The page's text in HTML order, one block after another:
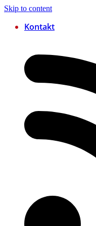
Skip to content
Kontakt